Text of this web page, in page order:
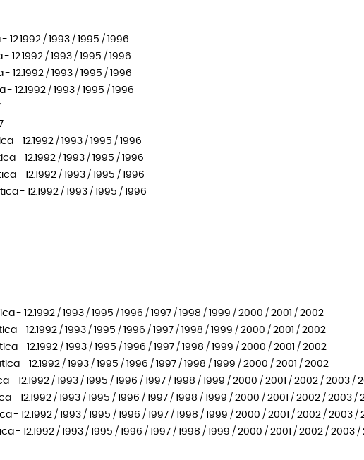
/ 1993 / 1995 / 1996
/ 1993 / 1995 / 1996
/ 1993 / 1995 / 1996
12.1992 / 1993 / 1995 / 1996
- 12.1992 / 1993 / 1995 / 1996
- 12.1992 / 1993 / 1995 / 1996
- 12.1992 / 1993 / 1995 / 1996
- 12.1992 / 1993 / 1995 / 1996
- 12.1992 / 1993 / 1995 / 1996 / 1997 / 1998 / 1999 / 2000 / 2001 / 2002
- 12.1992 / 1993 / 1995 / 1996 / 1997 / 1998 / 1999 / 2000 / 2001 / 2002
- 12.1992 / 1993 / 1995 / 1996 / 1997 / 1998 / 1999 / 2000 / 2001 / 2002
- 12.1992 / 1993 / 1995 / 1996 / 1997 / 1998 / 1999 / 2000 / 2001 / 2002
12.1992 / 1993 / 1995 / 1996 / 1997 / 1998 / 1999 / 2000 / 2001 / 2002 / 2003 /
12.1992 / 1993 / 1995 / 1996 / 1997 / 1998 / 1999 / 2000 / 2001 / 2002 / 2003
12.1992 / 1993 / 1995 / 1996 / 1997 / 1998 / 1999 / 2000 / 2001 / 2002 / 2003
- 12.1992 / 1993 / 1995 / 1996 / 1997 / 1998 / 1999 / 2000 / 2001 / 2002 / 2003